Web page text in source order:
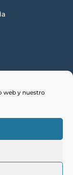
web y nuestro